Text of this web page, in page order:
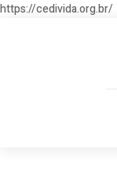
https://cedivida.org.br/